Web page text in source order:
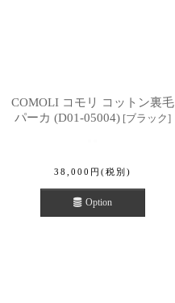
COMOLI コモリ コットン裏毛
パーカ (D01-05004) [ブラック]
38,000 円 (税別)
Option